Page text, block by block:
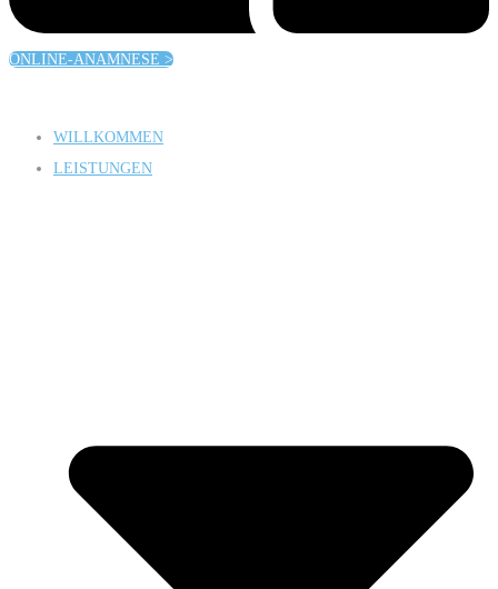
ONLINE-ANAMNESE >
WILLKOMMEN
LEISTUNGEN